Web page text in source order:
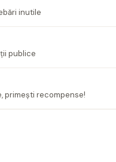
inutile
publice
primești recompense!